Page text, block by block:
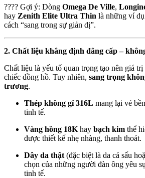
???? Gợi ý: Dòng Omega De Ville,
hay Zenith Elite Ultra Thin là những ví
cách “sang trong sự giản dị”.
2. Chất liệu khẳng định đẳng cấp –
Chất liệu là yếu tố quan trọng tạo nên giá
chiếc đồng hồ. Tuy nhiên, sang trọng
trương.
Thép không gỉ 316L mang lại vẻ
tinh tế.
Vàng hồng 18K hay bạch kim thể
được thiết kế nhẹ nhàng, thanh thoát.
Dây da thật (đặc biệt là da cá sấu
chọn của những người đàn ông yêu
tinh tế.